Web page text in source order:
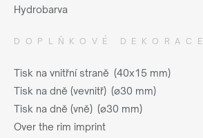
Hydrobarva
DOPLŇKOVÉ DEKORACE
Tisk na vnitřní straně (40x15 mm)
Tisk na dně (vevnitř) (ø30 mm)
Tisk na dně (vně) (ø30 mm)
Over the rim imprint